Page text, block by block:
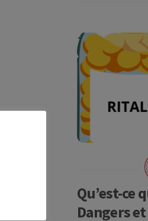
Qu’est-ce
Dangers